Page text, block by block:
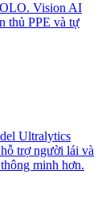
Vision AI
thủ PPE và tự
Ultralytics
trợ người lái và
minh hơn.